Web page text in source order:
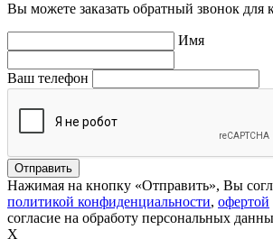
Вы можете заказать обратный звонок для
Имя
Ваш телефон
Нажимая на кнопку «Отправить», Вы
политикой конфиденциальности, офертой
согласие на обработу персональных
X